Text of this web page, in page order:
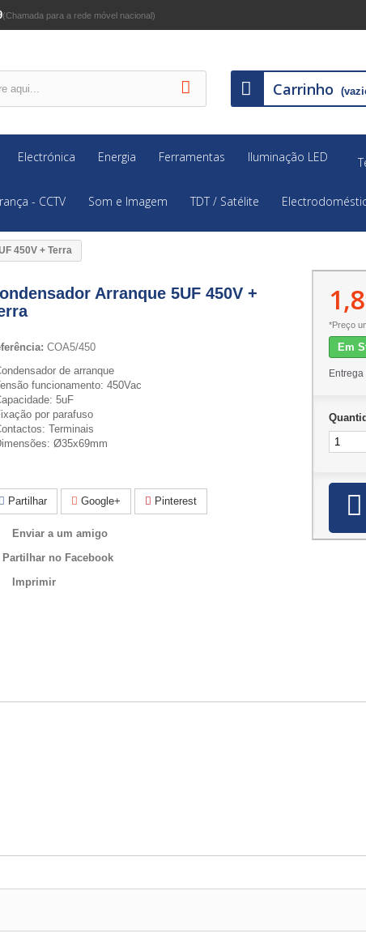
(Chamada para a rede móvel nacional)
Carrinho
Electrónica Energia Ferramentas Iluminação LED
- CCTV Som e Imagem TDT / Satélite
450V + Terra
Arranque 5UF 450V +
COA5/450
de arranque
funcionamento: 450Vac
5uF
por parafuso
Terminais
Ø35x69mm
Partilhar Google+ Pinterest
Enviar a um amigo
Partilhar no Facebook
Imprimir
*Preço
Em